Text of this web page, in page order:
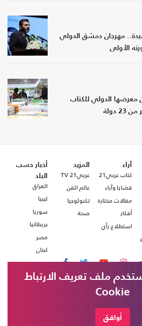
مهرجان دمشق الدولي
الأولى
معرضها الدولي للكتاب
آراء
كتاب عربي21
قضايا وآراء
مقالات مختارة
أفكار
استطلاع رأي
المزيد
عربي21 TV
عالم الفن
تكنولوجيا
صحة
أخبار حسب
البلد
العراق
ليبيا
سوريا
بريطانيا
مصر
لبنان
ملف تعريف الارتباط
Cookie
أوافق